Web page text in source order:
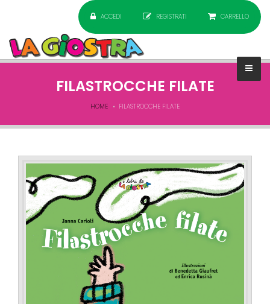
ACCEDI REGISTRATI CARRELLO
FILASTROCCHE FILATE
HOME FILASTROCCHE FILATE